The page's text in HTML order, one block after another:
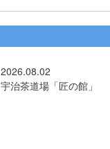
2026.08.02
宇治茶道場「匠の館」